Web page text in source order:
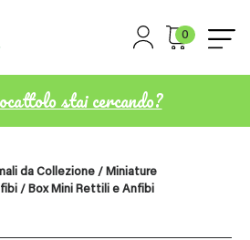
0
stai cercando?
da Collezione / Miniature
/ Box Mini Rettili e Anfibi